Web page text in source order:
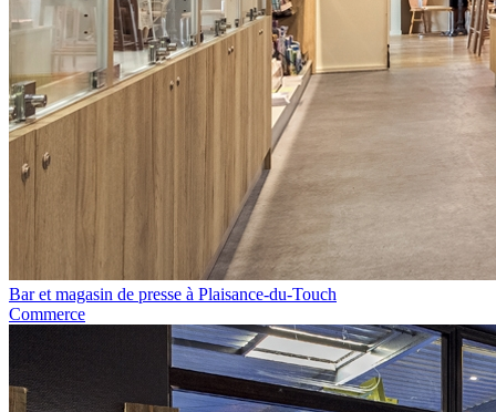
Bar et magasin de presse à Plaisance-du-Touch
Commerce